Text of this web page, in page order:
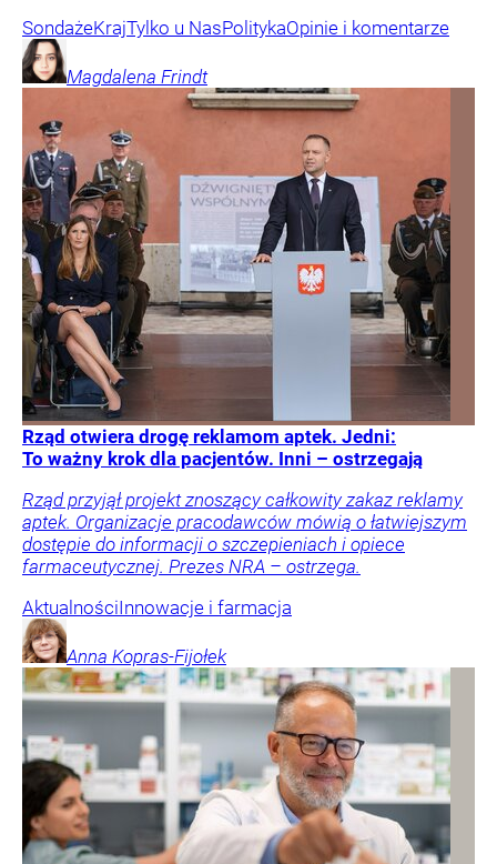
SondażeKrajTylko u NasPolitykaOpinie i komentarze
Magdalena Frindt
Rząd otwiera drogę reklamom aptek. Jedni:
To ważny krok dla pacjentów. Inni – ostrzegają
Rząd przyjął projekt znoszący całkowity zakaz reklamy
aptek. Organizacje pracodawców mówią o łatwiejszym
dostępie do informacji o szczepieniach i opiece
farmaceutycznej. Prezes NRA – ostrzega.
AktualnościInnowacje i farmacja
Anna Kopras-Fijołek